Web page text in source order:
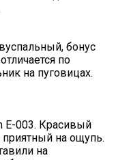
бонус
по
на пуговицах.
E-003. Красивый
на ощупь.
на